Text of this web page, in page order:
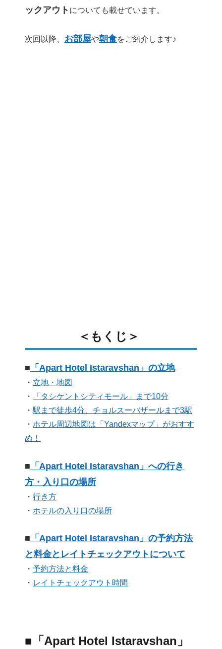
ックアウト についても載せています。
次回以降、 お部屋や朝食をご紹介します♪
＜もくじ＞
■ 「Apart Hotel Istaravshan」の立地
・ 立地・地図
・
「タシケントシティモール」まで10分
・ 駅まで徒歩4分、チョルスーバザールまで3駅
・ ホテル周辺地図は「Yandexマップ」がおすす
め！
■ 「Apart Hotel Istaravshan」への行き
方・入り口の場所
・ 行き方
・ ホテルの入り口の場所
■ 「Apart Hotel Istaravshan」の予約方法
と料金とレイトチェックアウトについて
・ 予約方法と料金
・ レイトチェックアウト時間
■「Apart Hotel Istaravshan」